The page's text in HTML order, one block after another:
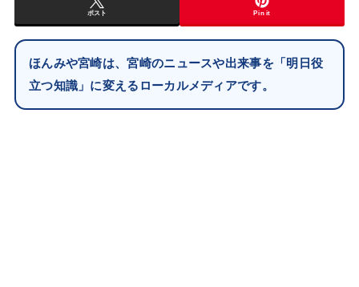
ポスト Pin it
ほんみや宮崎は、宮崎のニュースや出来事を「明日役
立つ知識」に変えるローカルメディアです。